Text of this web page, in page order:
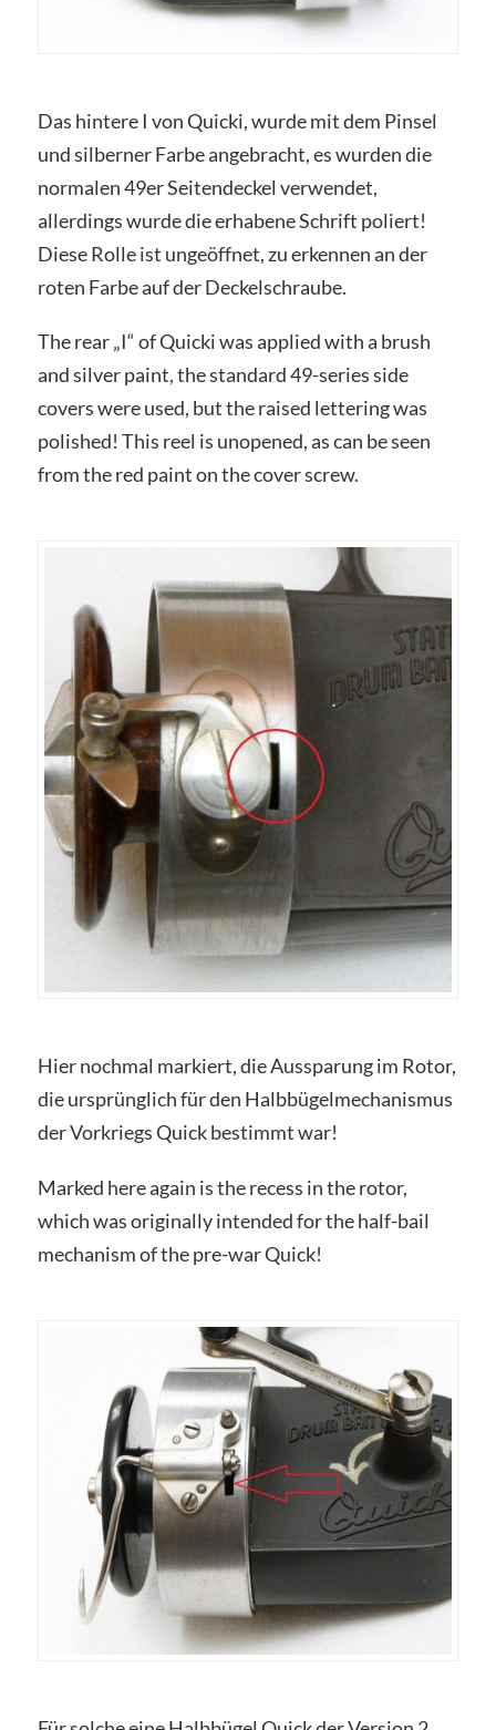
Das hintere I von Quicki, wurde mit dem Pinsel
und silberner Farbe angebracht, es wurden die
normalen 49er Seitendeckel verwendet,
allerdings wurde die erhabene Schrift poliert!
Diese Rolle ist ungeöffnet, zu erkennen an der
roten Farbe auf der Deckelschraube.
The rear „I“ of Quicki was applied with a brush
and silver paint, the standard 49-series side
covers were used, but the raised lettering was
polished! This reel is unopened, as can be seen
from the red paint on the cover screw.
Hier nochmal markiert, die Aussparung im Rotor,
die ursprünglich für den Halbbügelmechanismus
der Vorkriegs Quick bestimmt war!
Marked here again is the recess in the rotor,
which was originally intended for the half-bail
mechanism of the pre-war Quick!